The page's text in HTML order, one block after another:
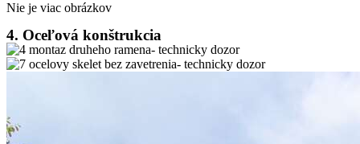
Nie je viac obrázkov
4. Oceľová konštrukcia